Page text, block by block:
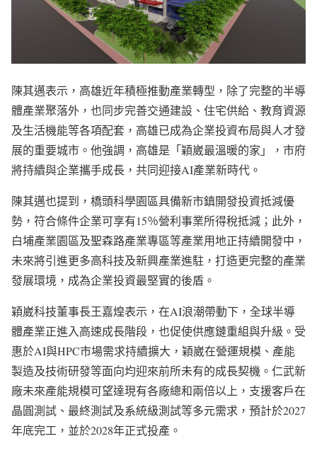
陳其邁表示，高雄近年積極推動產業轉型，除了完整的半導
體產業聚落外，也同步完善交通建設、住宅供給、教育資源
及生活機能等各項配套，高雄已成為企業投資布局與人才發
展的重要城市。他強調，高雄是「穎崴最溫暖的家」，市府
將持續與企業攜手成長，共同迎接AI產業新時代。
陳其邁也提到，橋頭科學園區具備新市鎮開發投資抵減優
勢，符合條件企業可享有15％營利事業所得稅抵減；此外，
白埔產業園區及聖森路產業專區等產業用地正持續開發中，
未來將引進更多高科技及新興產業進駐，打造更完整的產業
發展環境，成為企業投資最堅實的後盾。
穎崴科技董事長王嘉煌表示，在AI浪潮帶動下，全球半導
體產業正進入高速成長階段，也促使供應鏈重組與升級。受
惠於AI與HPC市場需求持續擴大，穎崴在營運規模、產能
製造及技術研發等面向均迎來前所未有的成長契機。仁武新
廠未來產能規模可望達現有各廠總和兩倍以上，支援客戶在
晶圓測試、最終測試及系統級測試等多元需求，預計於2027
年底完工，並於2028年正式投產。